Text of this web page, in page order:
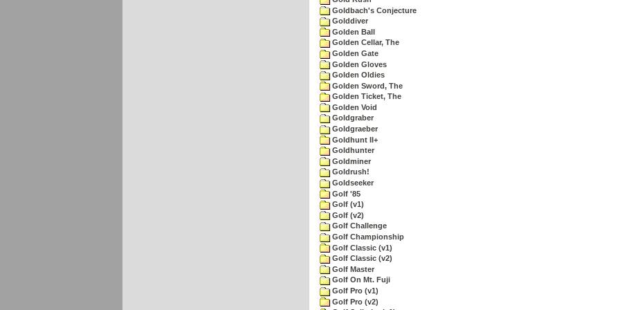
Goldbach's Conjecture
Golddiver
Golden Ball
Golden Cellar, The
Golden Gate
Golden Gloves
Golden Oldies
Golden Sword, The
Golden Ticket, The
Golden Void
Goldgraber
Goldgraeber
Goldhunt II+
Goldhunter
Goldminer
Goldrush!
Goldseeker
Golf '85
Golf (v1)
Golf (v2)
Golf Challenge
Golf Championship
Golf Classic (v1)
Golf Classic (v2)
Golf Master
Golf On Mt. Fuji
Golf Pro (v1)
Golf Pro (v2)